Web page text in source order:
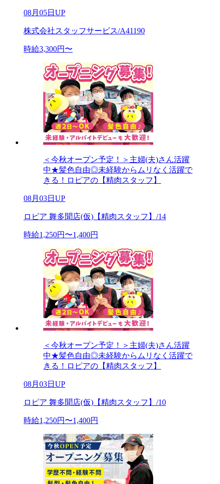
08月05日UP
株式会社スタッフサービス/A41190
時給3,300円〜
＜今秋オープン予定！＞主婦(夫)さん活躍
中★髪色自由◎未経験からムリなく活躍で
きる！ロピアの【精肉スタッフ】
08月03日UP
ロピア 舞多聞店(仮)【精肉スタッフ】/14
時給1,250円〜1,400円
＜今秋オープン予定！＞主婦(夫)さん活躍
中★髪色自由◎未経験からムリなく活躍で
きる！ロピアの【精肉スタッフ】
08月03日UP
ロピア 舞多聞店(仮)【精肉スタッフ】/10
時給1,250円〜1,400円